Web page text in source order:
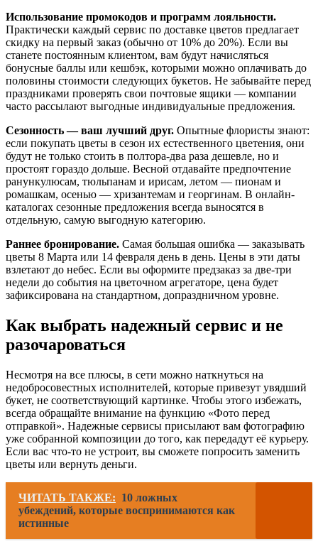
Использование промокодов и программ лояльности.
Практически каждый сервис по доставке цветов предлагает
скидку на первый заказ (обычно от 10% до 20%). Если вы
станете постоянным клиентом, вам будут начисляться
бонусные баллы или кешбэк, которыми можно оплачивать до
половины стоимости следующих букетов. Не забывайте перед
праздниками проверять свои почтовые ящики — компании
часто рассылают выгодные индивидуальные предложения.
Сезонность — ваш лучший друг. Опытные флористы знают:
если покупать цветы в сезон их естественного цветения, они
будут не только стоить в полтора-два раза дешевле, но и
простоят гораздо дольше. Весной отдавайте предпочтение
ранункулюсам, тюльпанам и ирисам, летом — пионам и
ромашкам, осенью — хризантемам и георгинам. В онлайн-
каталогах сезонные предложения всегда выносятся в
отдельную, самую выгодную категорию.
Раннее бронирование. Самая большая ошибка — заказывать
цветы 8 Марта или 14 февраля день в день. Цены в эти даты
взлетают до небес. Если вы оформите предзаказ за две-три
недели до события на цветочном агрегаторе, цена будет
зафиксирована на стандартном, допраздничном уровне.
Как выбрать надежный сервис и не
разочароваться
Несмотря на все плюсы, в сети можно наткнуться на
недобросовестных исполнителей, которые привезут увядший
букет, не соответствующий картинке. Чтобы этого избежать,
всегда обращайте внимание на функцию «Фото перед
отправкой». Надежные сервисы присылают вам фотографию
уже собранной композиции до того, как передадут её курьеру.
Если вас что-то не устроит, вы сможете попросить заменить
цветы или вернуть деньги.
ЧИТАТЬ ТАКЖЕ: 10 ложных
убеждений, которые воспринимаются как
истинные